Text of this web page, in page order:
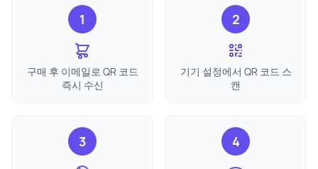
1
구매 후 이메일로 QR 코드
즉시 수신
2
기기 설정에서 QR 코드 스
캔
3 4